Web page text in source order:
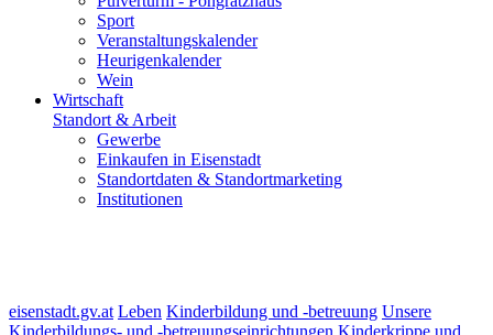
Sport
Veranstaltungskalender
Heurigenkalender
Wein
Wirtschaft
Standort & Arbeit
Gewerbe
Einkaufen in Eisenstadt
Standortdaten & Standortmarketing
Institutionen
eisenstadt.gv.at Leben Kinderbildung und -betreuung Unsere
Kinderbildungs- und -betreuungseinrichtungen Kinderkrippe und